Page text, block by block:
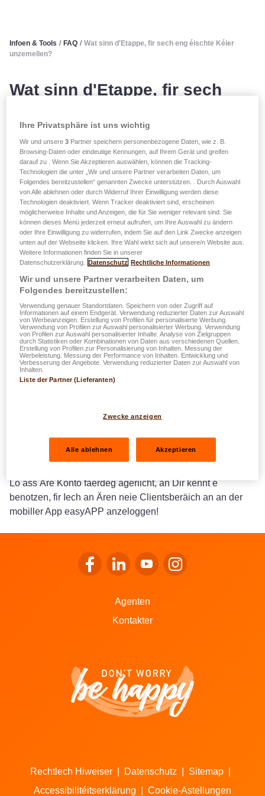
Infoen & Tools / FAQ / Wat sinn d'Etappe, fir sech eng éischte Kéier
unzemellen?
Wat sinn d'Etappe, fir sech
Fir Iech eng éischte Kéier an Ären neien easyAPP Home-
Clientsberäich aloggen ze kënnen, musst Dir fir d'éischt en
aktiven easyAPP-Kont hunn.
Heifir hutt Dir 2 Méiglechkeeten:
1) Gitt op d'Login-Säiteasyapphome.lalux.lua klickt ënnen
um Bildschierm op „S'inscrire” (Umellen).
2) Luet d'mobil Applikatioun easyAPP (Android oder iOS)
erof a klickt op „S'inscrire” (Umellen)
Fir Iech unzemellen an Ären easyAPP-Kont ze kreéieren,
musst Dir d'ANB (Allgemeng Notzungsbedéngungen)
akzeptéieren. Duerno sinn déi follgend Etappe virgesinn:
1. Gitt Är E-Mail-Adress un an dann den eemolege Code
(OTP), deen op dës E-Mail-Adress geschéckt gëtt.
2. Gitt Är LALUX- oder DKV-Clientsnummer un.
3. Bestätegt Är Telefonsnummer a gitt den eemolege Code
4. Wielt e perséinlecht Passwuert aus (dat aus op
grousse Buschtaf an engem net-alphabeteschen Zeechen
(!, $, %, …) besteet) a bestätegt et.
Lo ass Äre Konto fäerdeg ageriicht, an Dir kënnt e
benotzen, fir Iech an Ären neie Clientsberäich an an der
mobiller App easyAPP anzeloggen!
Op de Facebook vu LALUX goen
Op de LinkedIn vu LALUX goen
Op de YouTube vu LALUX
Op den Instagram vu
Agenten
Kontakter
Rechtlech Hiweiser Datenschutz Sitemap
Accessibilitéitserklärung
Cookie-Astellungen
Ihre Privatsphäre ist uns wichtig
Wir und unsere3 Partner speichern personenbezogene Daten, wie z. B.
Browsing-Daten oder eindeutige Kennungen, auf Ihrem Gerät und greifen
darauf zu . Wenn Sie Akzeptieren auswählen, können die Tracking-
Technologien die unter „Wir und unsere Partner verarbeiten Daten, um
Folgendes bereitzustellen“ genannten Zwecke unterstützen. . Durch Auswahl
von Alle ablehnen oder durch Widerruf Ihrer Einwilligung werden diese
Technologien deaktiviert. Wenn Tracker deaktiviert sind, erscheinen
möglicherweise Inhalte und Anzeigen, die für Sie weniger relevant sind. Sie
können dieses Menü jederzeit erneut aufrufen, um Ihre Auswahl zu ändern
oder Ihre Einwilligung zu widerrufen, indem Sie auf den Link Zwecke anzeigen
unten auf der Webseite klicken. Ihre Wahl wirkt sich auf unsere/n Website aus.
Weitere Informationen finden Sie in unserer
Datenschutzerklärung.
Datenschutz Rechtliche Informationen
Wir und unsere Partner verarbeiten Daten, um
Folgendes bereitzustellen:
Verwendung genauer Standortdaten. Speichern von oder Zugriff auf
Informationen auf einem Endgerät. Verwendung reduzierter Daten zur Auswahl
von Werbeanzeigen. Erstellung von Profilen für personalisierte Werbung.
Verwendung von Profilen zur Auswahl personalisierter Werbung. Verwendung
von Profilen zur Auswahl personalisierter Inhalte. Analyse von Zielgruppen
durch Statistiken oder Kombinationen von Daten aus verschiedenen Quellen.
Erstellung von Profilen zur Personalisierung von Inhalten. Messung der
Werbeleistung. Messung der Performance von Inhalten. Entwicklung und
Verbesserung der Angebote. Verwendung reduzierter Daten zur Auswahl von
Inhalten.
Liste der Partner (Lieferanten)
Zwecke anzeigen
Alle ablehnen Akzeptieren